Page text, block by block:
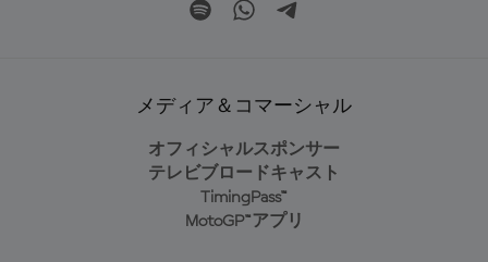
メディア＆コマーシャル
オフィシャルスポンサー
テレビブロードキャスト
TimingPass™
MotoGP™アプリ